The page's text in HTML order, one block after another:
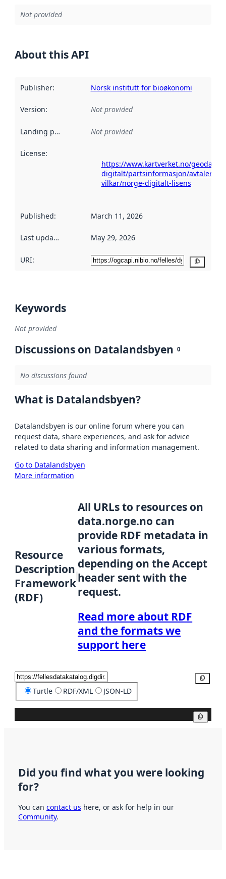
Not provided
About this API
Publisher: Norsk institutt for bioøkonomi
Version: Not provided
Landing page Not provided
License:
https://www.kartverket.no/
digitalt/partsinformasjon/avtaler-og-
vilkar/norge-digitalt-lisens
Published: March 11, 2026
Last updated May 29, 2026
URI:
Keywords
Not provided
Discussions on Datalandsbyen 0
No discussions found
What is Datalandsbyen?
Datalandsbyen is our online forum where you can
request data, share experiences, and ask for advice
related to data sharing and information management.
Go to Datalandsbyen
More information
Resource
Description
Framework
(RDF)
All URLs to resources on
data.norge.no can
provide RDF metadata in
various formats,
depending on the Accept
header sent with the
request.
Read more about RDF
and the formats we
support here
Turtle RDF/XML JSON-LD
Did you find what you were looking
for?
You can contact us here, or ask for help in our
Community.